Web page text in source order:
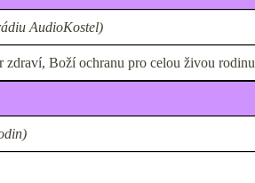
AudioKostel)
zdraví, Boží ochranu pro celou živou rodinu